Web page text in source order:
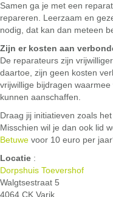
Samen ga je met een
repareren. Leerzaam en
nodig, dat kan dan meteen
Zijn er kosten aan
De reparateurs zijn
daartoe, zijn geen kosten
vrijwillige bijdragen
kunnen aanschaffen.
Draag jij initiatieven zoals
Misschien wil je dan ook lid
Betuwe voor 10 euro per
Locatie :
Dorpshuis Toevershof
Walgtsestraat 5
4064 CK Varik